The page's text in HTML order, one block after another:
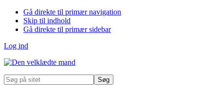
Gå direkte til primær navigation
Skip til indhold
Gå direkte til primær sidebar
Log ind
Søg
på